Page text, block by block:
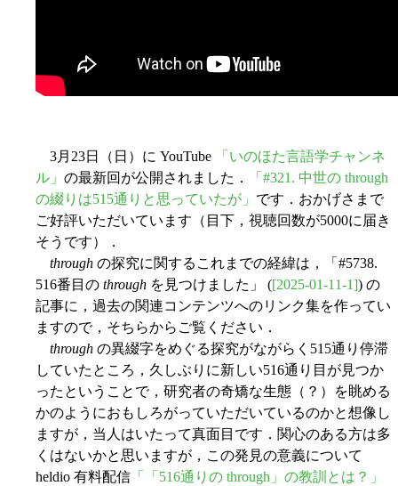
3月23日（日）に YouTube
「いのほた言語学チャンネ
ル」 の最新回が公開されました．
「#321. 中世の through
の綴りは515通りと思っていたが」 です．おかげさまで
ご好評いただいています（目下，視聴回数が5000に届き
そうです）．
through の探究に関するこれまでの経緯は，「#5738.
516番目の through を見つけました」 ([2025-01-11-1]) の
記事に，過去の関連コンテンツへのリンク集を作ってい
ますので，そちらからご覧ください．
through の異綴字をめぐる探究がながらく515通り停滞
していたところ，久しぶりに新しい516通り目が見つか
ったということで，研究者の奇矯な生態（？）を眺める
かのようにおもしろがっていただいているのかと想像し
ますが，当人はいたって真面目です．関心のある方は多
くはないかと思いますが，この発見の意義について
heldio 有料配信 「「516通りの through」の教訓とは？」